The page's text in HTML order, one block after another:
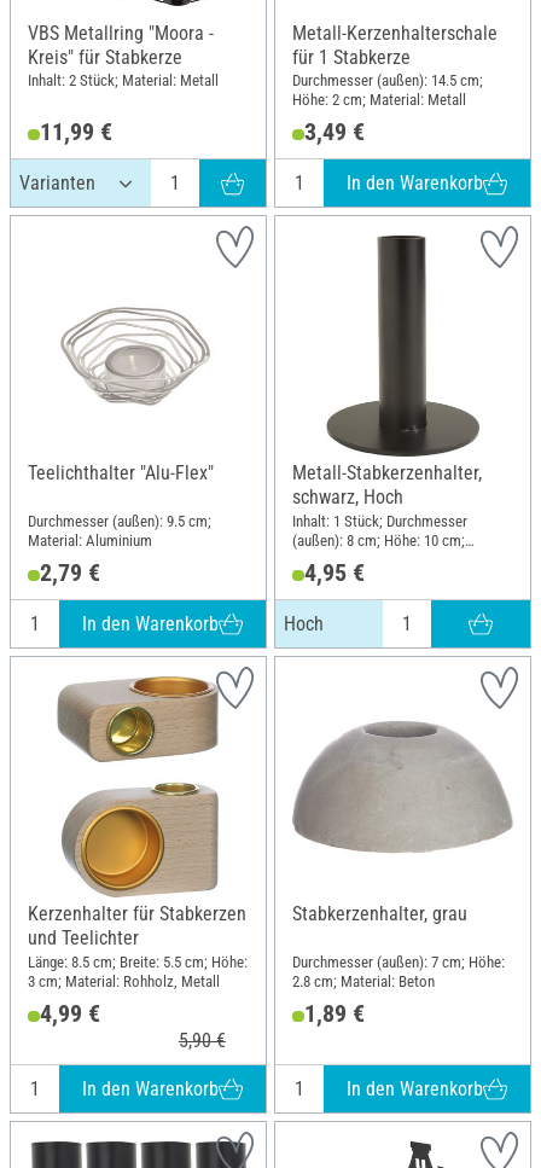
VBS Metallring "Moora -
Kreis" für Stabkerze
Inhalt: 2 Stück; Material: Metall
11,99 €
Metall-Kerzenhalterschale
für 1 Stabkerze
Durchmesser (außen): 14.5 cm;
Höhe: 2 cm; Material: Metall
3,49 €
In den Warenkorb
Teelichthalter "Alu-Flex"
Durchmesser (außen): 9.5 cm;
Material: Aluminium
2,79 €
In den Warenkorb
Metall-Stabkerzenhalter,
schwarz, Hoch
Inhalt: 1 Stück; Durchmesser
(außen): 8 cm; Höhe: 10 cm;
Material: Metall
4,95 €
Hoch
Kerzenhalter für Stabkerzen
und Teelichter
Länge: 8.5 cm; Breite: 5.5 cm; Höhe:
3 cm; Material: Rohholz, Metall
4,99 €
5,90 €
In den Warenkorb
Stabkerzenhalter, grau
Durchmesser (außen): 7 cm; Höhe:
2.8 cm; Material: Beton
1,89 €
In den Warenkorb